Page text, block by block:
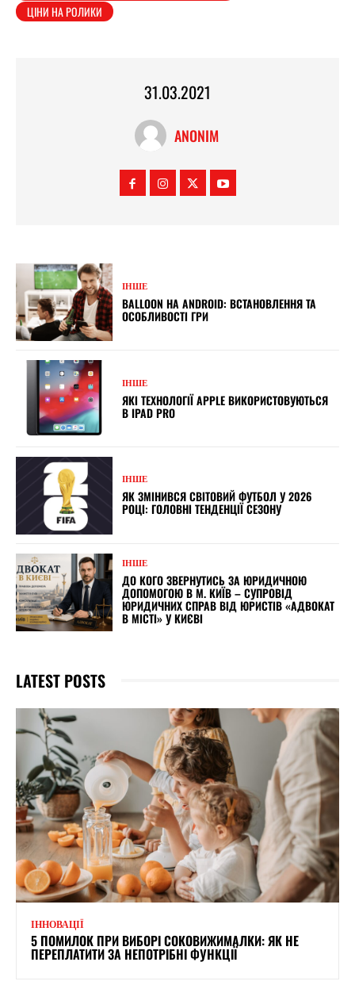
ЦІНИ НА РОЛИКИ
31.03.2021
ANONIM
ІНШЕ
BALLOON НА ANDROID: ВСТАНОВЛЕННЯ ТА
ОСОБЛИВОСТІ ГРИ
ІНШЕ
ЯКІ ТЕХНОЛОГІЇ APPLE ВИКОРИСТОВУЮТЬСЯ
В IPAD PRO
ІНШЕ
ЯК ЗМІНИВСЯ СВІТОВИЙ ФУТБОЛ У 2026
РОЦІ: ГОЛОВНІ ТЕНДЕНЦІЇ СЕЗОНУ
ІНШЕ
ДО КОГО ЗВЕРНУТИСЬ ЗА ЮРИДИЧНОЮ
ДОПОМОГОЮ В М. КИЇВ – СУПРОВІД
ЮРИДИЧНИХ СПРАВ ВІД ЮРИСТІВ «АДВОКАТ
В МІСТІ» У КИЄВІ
LATEST POSTS
ІННОВАЦІЇ
5 ПОМИЛОК ПРИ ВИБОРІ СОКОВИЖИМАЛКИ: ЯК НЕ
ПЕРЕПЛАТИТИ ЗА НЕПОТРІБНІ ФУНКЦІЇ